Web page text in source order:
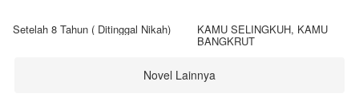
Setelah 8 Tahun ( Ditinggal Nikah) KAMU SELINGKUH, KAMU
BANGKRUT
Novel Lainnya